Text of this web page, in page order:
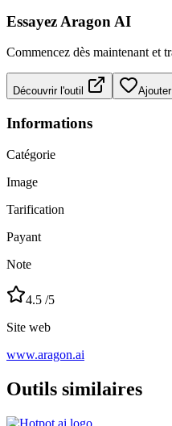
Essayez Aragon AI
Commencez dès maintenant et
Découvrir l'outil
Informations
Catégorie
Image
Tarification
Payant
Note
4.5 /5
Site web
www.aragon.ai
Outils similaires